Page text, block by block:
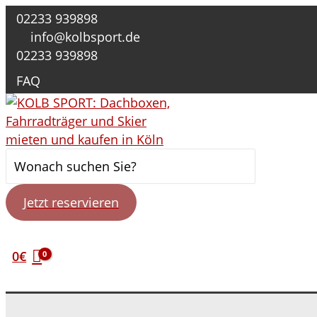
Zum
Inhalt
springen
02233 939898
info@kolbsport.de
02233 939898
FAQ
nach:
Jetzt reservieren
0€